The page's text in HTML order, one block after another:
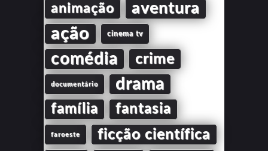
animação aventura
ação cinema tv
comédia crime
documentário drama
família fantasia
faroeste ficção científica